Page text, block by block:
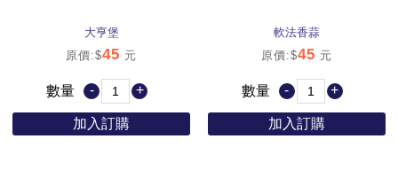
大亨堡
原價:$45 元
數量 - +
加入訂購
軟法香蒜
原價:$45 元
數量 - +
加入訂購